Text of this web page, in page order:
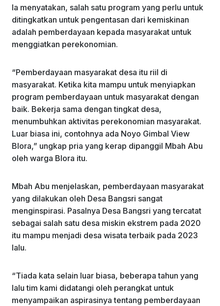
Ia menyatakan, salah satu program yang perlu untuk
ditingkatkan untuk pengentasan dari kemiskinan
adalah pemberdayaan kepada masyarakat untuk
menggiatkan perekonomian.
“Pemberdayaan masyarakat desa itu riil di
masyarakat. Ketika kita mampu untuk menyiapkan
program pemberdayaan untuk masyarakat dengan
baik. Bekerja sama dengan tingkat desa,
menumbuhkan aktivitas perekonomian masyarakat.
Luar biasa ini, contohnya ada Noyo Gimbal View
Blora,” ungkap pria yang kerap dipanggil Mbah Abu
oleh warga Blora itu.
Mbah Abu menjelaskan, pemberdayaan masyarakat
yang dilakukan oleh Desa Bangsri sangat
menginspirasi. Pasalnya Desa Bangsri yang tercatat
sebagai salah satu desa miskin ekstrem pada 2020
itu mampu menjadi desa wisata terbaik pada 2023
lalu.
“Tiada kata selain luar biasa, beberapa tahun yang
lalu tim kami didatangi oleh perangkat untuk
menyampaikan aspirasinya tentang pemberdayaan